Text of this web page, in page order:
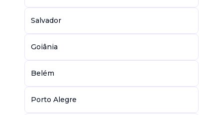
Salvador
Goiânia
Belém
Porto Alegre